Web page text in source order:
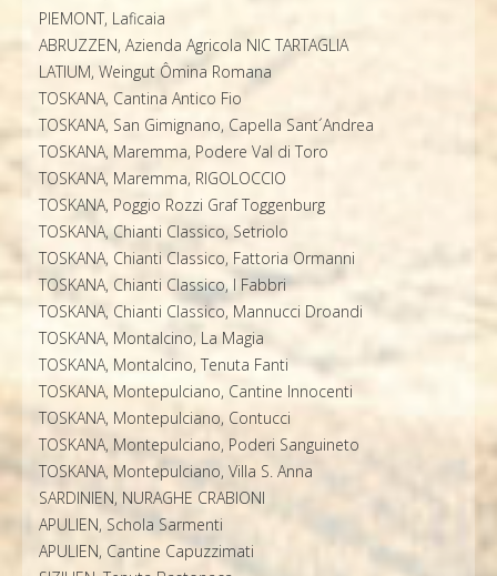
PIEMONT, Laficaia
ABRUZZEN, Azienda Agricola NIC TARTAGLIA
LATIUM, Weingut Ômina Romana
TOSKANA, Cantina Antico Fio
TOSKANA, San Gimignano, Capella Sant´Andrea
TOSKANA, Maremma, Podere Val di Toro
TOSKANA, Maremma, RIGOLOCCIO
TOSKANA, Poggio Rozzi Graf Toggenburg
TOSKANA, Chianti Classico, Setriolo
TOSKANA, Chianti Classico, Fattoria Ormanni
TOSKANA, Chianti Classico, I Fabbri
TOSKANA, Chianti Classico, Mannucci Droandi
TOSKANA, Montalcino, La Magia
TOSKANA, Montalcino, Tenuta Fanti
TOSKANA, Montepulciano, Cantine Innocenti
TOSKANA, Montepulciano, Contucci
TOSKANA, Montepulciano, Poderi Sanguineto
TOSKANA, Montepulciano, Villa S. Anna
SARDINIEN, NURAGHE CRABIONI
APULIEN, Schola Sarmenti
APULIEN, Cantine Capuzzimati